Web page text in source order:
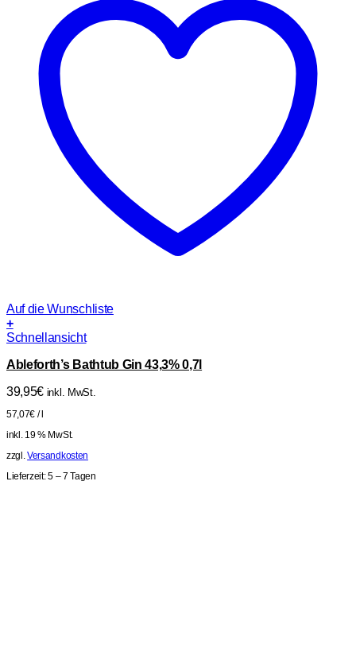
Auf die Wunschliste
+
Schnellansicht
Ableforth’s Bathtub Gin 43,3% 0,7l
39,95€ inkl. MwSt.
57,07€ /l
inkl. 19 % MwSt.
zzgl.Versandkosten
Lieferzeit:5 – 7 Tagen